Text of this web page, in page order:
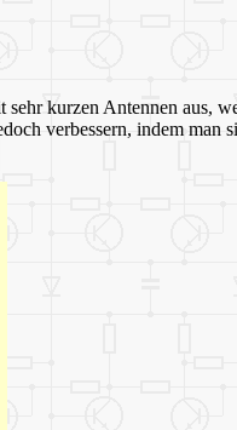
kurzen Antennen aus,
verbessern, indem man